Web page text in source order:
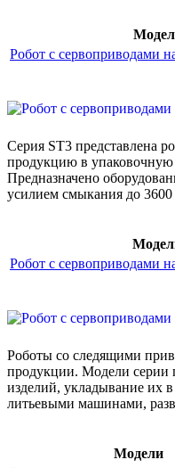
Робот с сервоприводами
Серия ST3 представлена
продукцию в упаковочную
Предназначено
усилием смыкания до 3600
Робот с сервоприводами
Роботы со следящими
продукции. Модели серии
изделий, укладывание их
литьевыми машинами,
Модели